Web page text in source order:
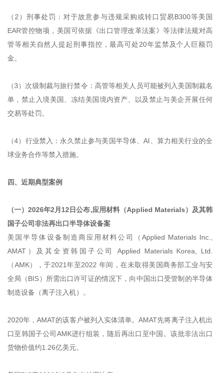
（2）刑事处罚：对于故意参与违规采购或转口贸易B300等美国
EAR管控物项，美国可依据《出口管理改革法案》等法律法规对高
管等相关自然人提起刑事指控，最高可处20年监禁及个人巨额罚
金。
（3）次级制裁与旅行禁令：高管等相关人员可能被列入美国制裁名
单，禁止入境美国、冻结美国境内资产、以及禁止与美企开展任何
交易等处罚。
（4）行业禁入：永久禁止参与美国半导体、AI、算力相关行业的全
球业务合作等禁入措施。
四、 近期典型案例
（一）2026年2月12日公布,应用材料（Applied Materials）及其韩
国子公司非法再出口半导体设备案
美国半导体设备制造商应用材料公司（Applied Materials Inc.,
AMAT）及其全资韩国子公司 Applied Materials Korea, Ltd.
（AMK），于2021年至2022 年间，在未取得美国商务部工业与安
全局（BIS）所需出口许可证的情况下，向中国出口受管制的半导体
制造设备（离子注入机）。
2020年，AMAT的该客户被列入实体清单。AMAT先将离子注入机出
口至韩国子公司AMK进行组装，随后再出口至中国。该批非法出口
货物价值约1.26亿美元。